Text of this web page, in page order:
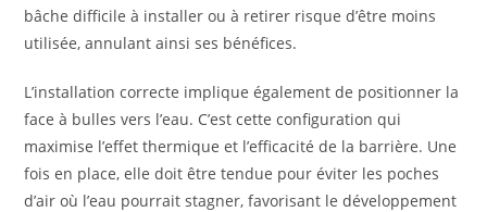
bâche difficile à installer ou à retirer risque d’être moins
utilisée, annulant ainsi ses bénéfices.
L’installation correcte implique également de positionner la
face à bulles vers l’eau. C’est cette configuration qui
maximise l’effet thermique et l’efficacité de la barrière. Une
fois en place, elle doit être tendue pour éviter les poches
d’air où l’eau pourrait stagner, favorisant le développement